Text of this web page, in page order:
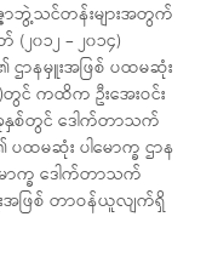
ဘွဲ့သင်တန်းများအတွက်
(၂၀၁၂ – ၂၀၁၄)
နမှူးအဖြစ် ပထမဆုံး
တွင် ကထိက ဦးအေးဝင်း
ခုနှစ်တွင် ဒေါက်တာသက်
မဆုံး ပါမောက္ခ ဌာန
ာက္ခ ဒေါက်တာသက်
အဖြစ် တာဝန်ယူလျက်ရှိ